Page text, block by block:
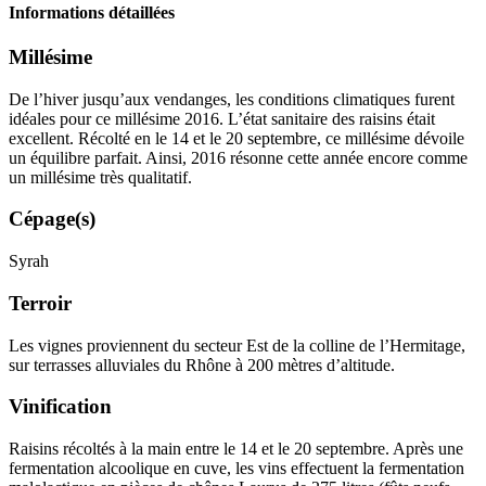
Informations détaillées
Millésime
De l’hiver jusqu’aux vendanges, les conditions climatiques furent
idéales pour ce millésime 2016. L’état sanitaire des raisins était
excellent. Récolté en le 14 et le 20 septembre, ce millésime dévoile
un équilibre parfait. Ainsi, 2016 résonne cette année encore comme
un millésime très qualitatif.
Cépage(s)
Syrah
Terroir
Les vignes proviennent du secteur Est de la colline de l’Hermitage,
sur terrasses alluviales du Rhône à 200 mètres d’altitude.
Vinification
Raisins récoltés à la main entre le 14 et le 20 septembre. Après une
fermentation alcoolique en cuve, les vins effectuent la fermentation